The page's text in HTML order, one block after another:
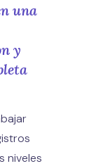
una
y
niveles